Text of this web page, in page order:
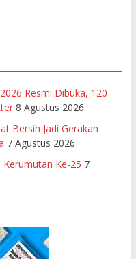
Resmi Dibuka, 120
8 Agustus 2026
Bersih Jadi Gerakan
7 Agustus 2026
Ke-25 7